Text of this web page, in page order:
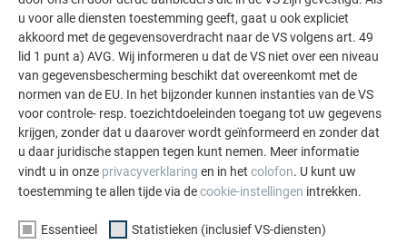
gevel.
MEER REFERENTIES BEKIJKEN
u voor alle diensten toestemming geeft, gaat u ook expliciet
akkoord met de gegevensoverdracht naar de VS volgens art. 49
lid 1 punt a) AVG. Wij informeren u dat de VS niet over een niveau
van gegevensbescherming beschikt dat overeenkomt met de
normen van de EU. In het bijzonder kunnen instanties van de VS
voor controle- resp. toezichtdoeleinden toegang tot uw gegevens
krijgen, zonder dat u daarover wordt geïnformeerd en zonder dat
u daar juridische stappen tegen kunt nemen. Meer informatie
vindt u in onze privacyverklaring en in het colofon. U kunt uw
toestemming te allen tijde via decookie-instellingen intrekken.
Essentieel Statistieken (inclusief VS-diensten)